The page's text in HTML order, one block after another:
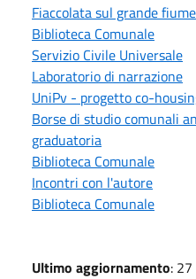
Fiaccolata sul grande fiume
Biblioteca Comunale
Servizio Civile Universale
Laboratorio di narrazione
UniPv - progetto co-
Borse di studio comunali
graduatoria
Biblioteca Comunale
Incontri con l'autore
Biblioteca Comunale
Ultimo aggiornamento: